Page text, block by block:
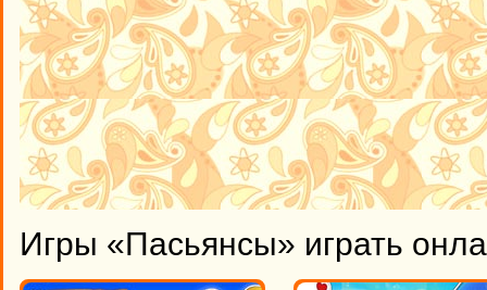
Игры «Пасьянсы» играть